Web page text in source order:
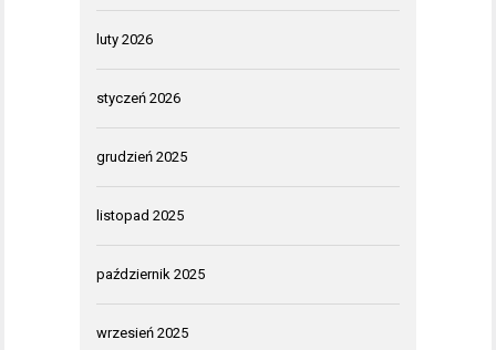
luty 2026
styczeń 2026
grudzień 2025
listopad 2025
październik 2025
wrzesień 2025